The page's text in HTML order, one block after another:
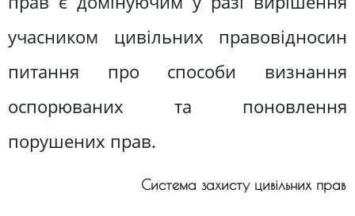
учасником цивільних правовідносин
питання про способи визнання
оспорюваних та поновлення
порушених прав.
Система захисту цивільних прав